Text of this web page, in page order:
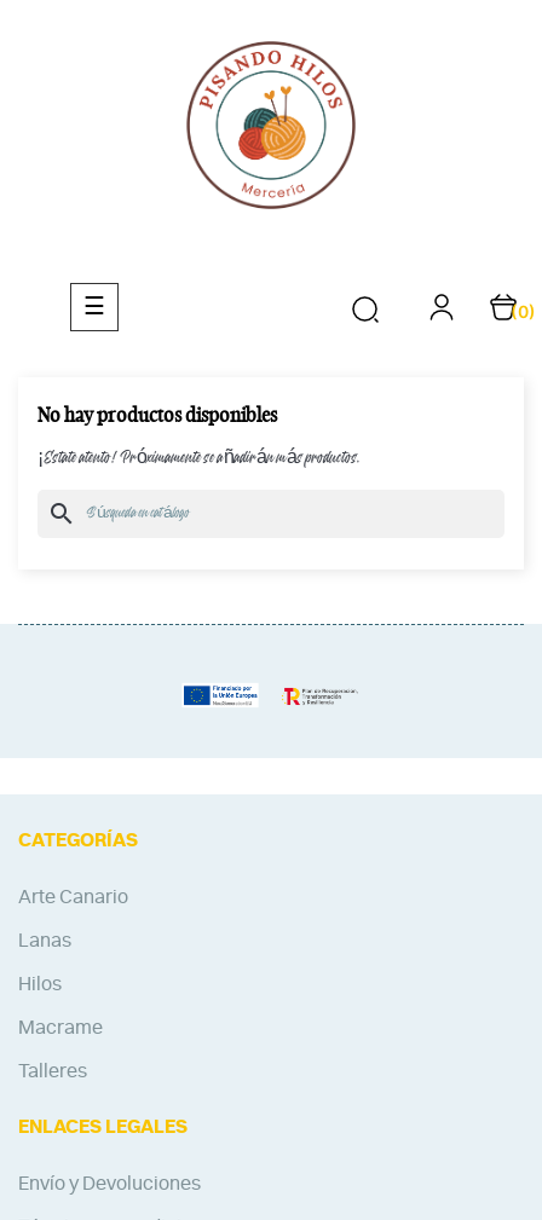
Navegación
de
☰ (0)
No hay productos disponibles
¡Estate atento! Próximamente se añadirán más productos.
search
CATEGORÍAS
Arte Canario
Lanas
Hilos
Macrame
Talleres
ENLACES LEGALES
Envío y Devoluciones